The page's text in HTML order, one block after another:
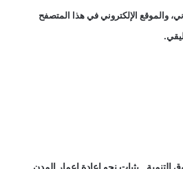
والموقع الإلكتروني في هذا المتصفح
التنمية.. بثبات نحو إعادة إعمار المدن